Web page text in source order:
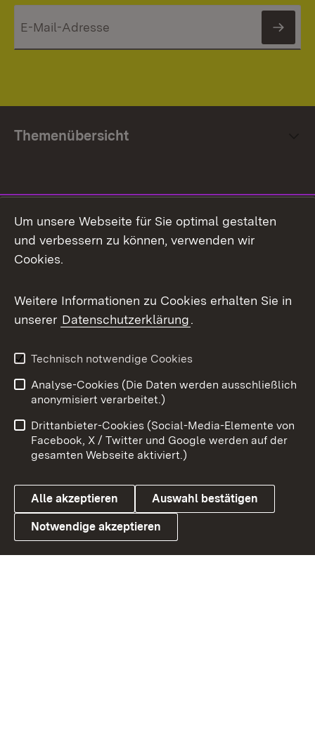
Themenübersicht
Facebook
X / Twitter
Youtube
Link zum Landesportal
Impressum
Kontakt
Barrierefreiheit
Datenschutz
Cookies
Um unsere Webseite für Sie optimal gestalten
und verbessern zu können, verwenden wir
Cookies.
Weitere Informationen zu Cookies erhalten Sie in
unserer Datenschutzerklärung.
Technisch notwendige Cookies
Analyse-Cookies (Die Daten werden ausschließlich
anonymisiert verarbeitet.)
Drittanbieter-Cookies (Social-Media-Elemente von
Facebook, X / Twitter und Google werden auf der
gesamten Webseite aktiviert.)
Alle akzeptieren Auswahl bestätigen
Notwendige akzeptieren